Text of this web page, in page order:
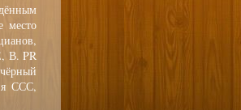
место
В. PR
ССС,